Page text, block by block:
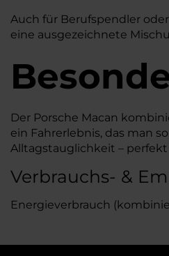
Auch für Berufspendler
eine ausgezeichnete
Der Porsche Macan
ein Fahrerlebnis, das man
Alltagstauglichkeit –
Verbrauchs- &
Energieverbrauch